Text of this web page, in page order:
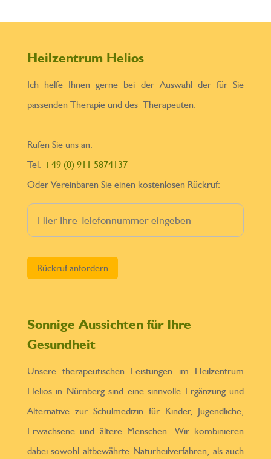
Heilzentrum Helios
Ich helfe Ihnen gerne bei der Auswahl der für Sie
passenden Therapie und des Therapeuten.
Rufen Sie uns an:
Tel. +49 (0) 911 5874137
Oder Vereinbaren Sie einen kostenlosen Rückruf:
Sonnige Aussichten für Ihre
Gesundheit
Unsere therapeutischen Leistungen im Heilzentrum
Helios in Nürnberg sind eine sinnvolle Ergänzung und
Alternative zur Schulmedizin für Kinder, Jugendliche,
Erwachsene und ältere Menschen. Wir kombinieren
dabei sowohl altbewährte Naturheilverfahren, als auch